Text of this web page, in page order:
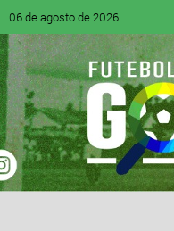
06 de agosto de 2026